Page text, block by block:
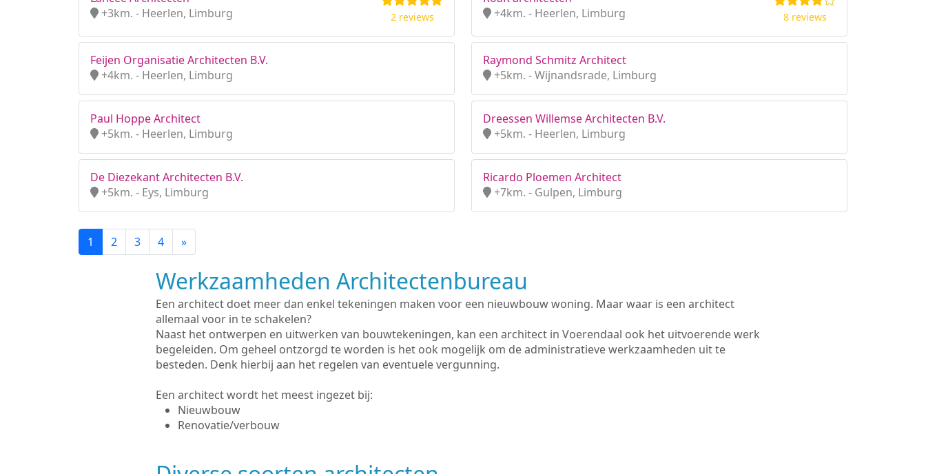
+3km. - Heerlen, Limburg
2 reviews
+4km. - Heerlen, Limburg
8 reviews
Feijen Organisatie Architecten B.V.
+4km. - Heerlen, Limburg
Raymond Schmitz Architect
+5km. - Wijnandsrade, Limburg
Paul Hoppe Architect
+5km. - Heerlen, Limburg
Dreessen Willemse Architecten B.V.
+5km. - Heerlen, Limburg
De Diezekant Architecten B.V.
+5km. - Eys, Limburg
Ricardo Ploemen Architect
+7km. - Gulpen, Limburg
1 2 3 4 »
Werkzaamheden Architectenbureau
Een architect doet meer dan enkel tekeningen maken voor een nieuwbouw woning. Maar waar is een architect
allemaal voor in te schakelen?
Naast het ontwerpen en uitwerken van bouwtekeningen, kan een architect in Voerendaal ook het uitvoerende werk
begeleiden. Om geheel ontzorgd te worden is het ook mogelijk om de administratieve werkzaamheden uit te
besteden. Denk hierbij aan het regelen van eventuele vergunning.
Een architect wordt het meest ingezet bij:
Nieuwbouw
Renovatie/verbouw